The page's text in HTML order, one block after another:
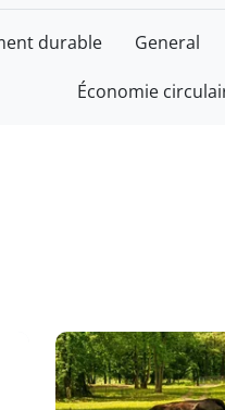
durable General
Économie